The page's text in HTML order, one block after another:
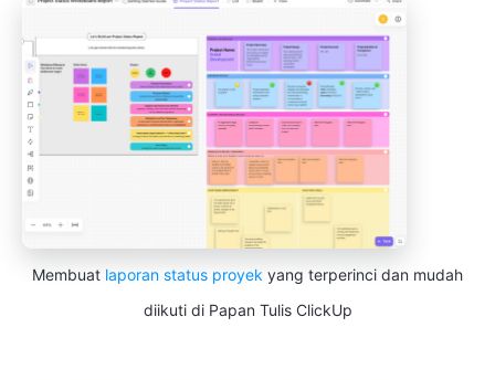
Membuat laporan status proyek yang terperinci dan mudah
diikuti di Papan Tulis ClickUp